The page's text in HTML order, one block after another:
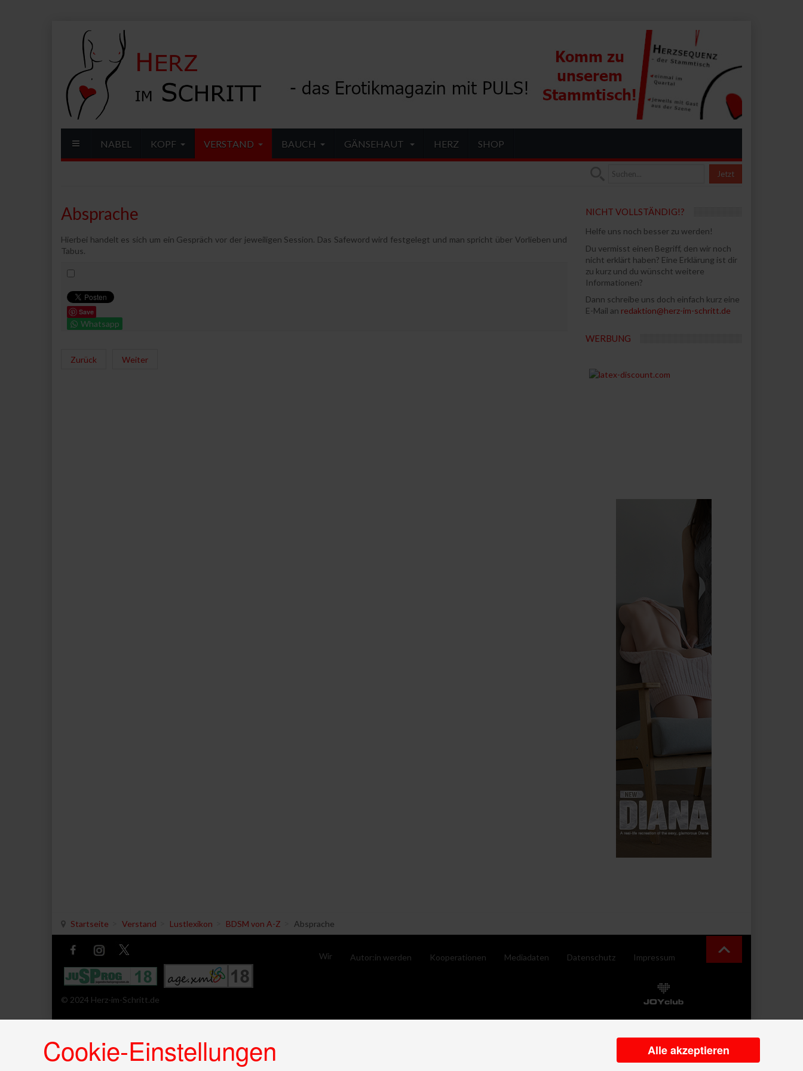
NABEL KOPF VERSTAND BAUCH GÄNSEHAUT HERZ SHOP
Jetzt
Absprache
Hierbei handelt es sich um ein Gespräch vor der jeweiligen Session. Das Safeword wird festgelegt und man spricht über Vorlieben und
Tabus.
Save
Whatsapp
Zurück Weiter
NICHT VOLLSTÄNDIG!?
Helfe uns noch besser zu werden!
Du vermisst einen Begriff, den wir noch
nicht erklärt haben? Eine Erklärung ist dir
zu kurz und du wünscht weitere
Informationen?
Dann schreibe uns doch einfach kurz eine
E-Mail an redaktion@herz-im-schritt.de
WERBUNG
Startseite Verstand Lustlexikon BDSM von A-Z Absprache
© 2024 Herz-im-Schritt.de
Wir Autor:in werden Kooperationen Mediadaten Datenschutz Impressum
Cookie-Einstellungen Alle akzeptieren